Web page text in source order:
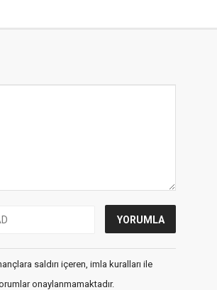
saldırı içeren, imla kuralları ile
onaylanmamaktadır.